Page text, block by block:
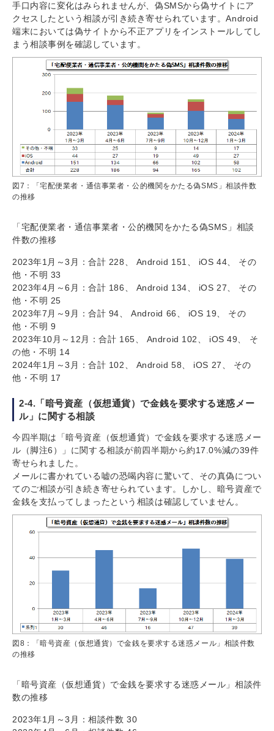
手口内容に変化はみられませんが、偽SMSから偽サイトにア
クセスしたという相談が引き続き寄せられています。Android
端末においては偽サイトから不正アプリをインストールしてし
まう相談事例を確認しています。
図7：「宅配便業者・通信事業者・公的機関をかたる偽SMS」相談件数
の推移
「宅配便業者・通信事業者・公的機関をかたる偽SMS」相談
件数の推移
2023年1月～3月：合計 228、 Android 151、 iOS 44、 その
他・不明 33
2023年4月～6月：合計 186、 Android 134、 iOS 27、 その
他・不明 25
2023年7月～9月：合計 94、 Android 66、 iOS 19、 その
他・不明 9
2023年10月～12月：合計 165、 Android 102、 iOS 49、 そ
の他・不明 14
2024年1月～3月：合計 102、 Android 58、 iOS 27、 その
他・不明 17
2-4.「暗号資産（仮想通貨）で金銭を要求する迷惑メー
ル」に関する相談
今四半期は「暗号資産（仮想通貨）で金銭を要求する迷惑メー
ル（脚注6）」に関する相談が前四半期から約17.0%減の39件
寄せられました。
メールに書かれている嘘の恐喝内容に驚いて、その真偽につい
てのご相談が引き続き寄せられています。しかし、暗号資産で
金銭を支払ってしまったという相談は確認していません。
図8：「暗号資産（仮想通貨）で金銭を要求する迷惑メール」相談件数
の推移
「暗号資産（仮想通貨）で金銭を要求する迷惑メール」相談件
数の推移
2023年1月～3月：相談件数 30